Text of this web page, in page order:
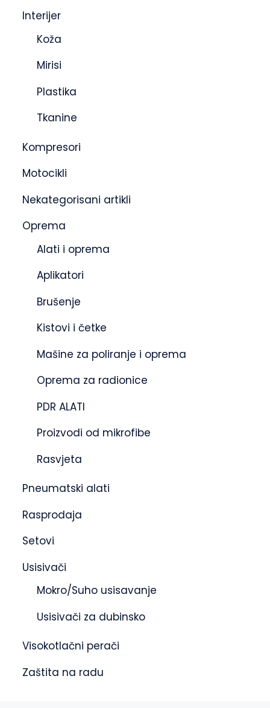
Interijer
Koža
Mirisi
Plastika
Tkanine
Kompresori
Motocikli
Nekategorisani artikli
Oprema
Alati i oprema
Aplikatori
Brušenje
Kistovi i četke
Mašine za poliranje i oprema
Oprema za radionice
PDR ALATI
Proizvodi od mikrofibe
Rasvjeta
Pneumatski alati
Rasprodaja
Setovi
Usisivači
Mokro/Suho usisavanje
Usisivači za dubinsko
Visokotlačni perači
Zaštita na radu